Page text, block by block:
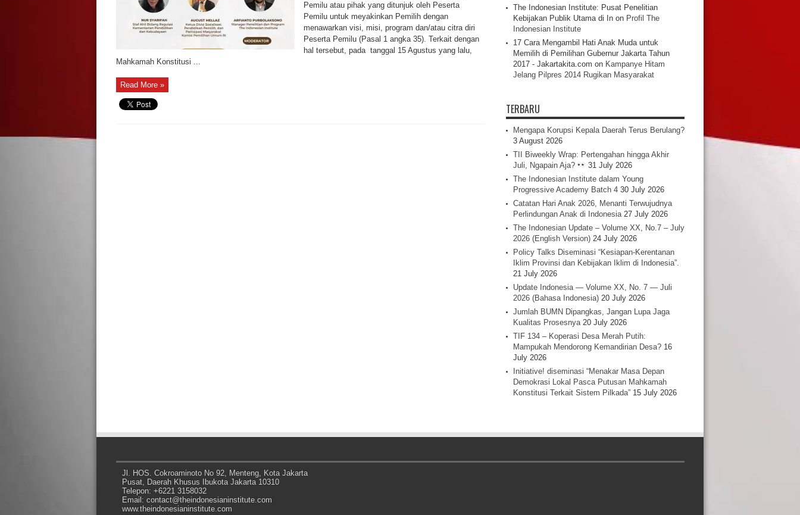
Pemilu atau pihak yang ditunjuk oleh Peserta
Pemilu untuk meyakinkan Pemilih dengan
menawarkan visi, misi, program dan/atau citra diri
Peserta Pemilu (Pasal 1 angka 35). Terkait dengan
hal tersebut, pada tanggal 15 Agustus yang lalu,
Mahkamah Konstitusi ...
Read More »
The Indonesian Institute: Pusat Penelitian
Kebijakan Publik Utama di Inon Profil The
Indonesian Institute
17 Cara Mengambil Hati Anak Muda untuk
Memilih di Pemilihan Gubernur Jakarta Tahun
2017 - Jakartakita.com on Kampanye Hitam
Jelang Pilpres 2014 Rugikan Masyarakat
TERBARU
Mengapa Korupsi Kepala Daerah Terus Berulang?
3 August 2026
TII Biweekly Wrap: Pertengahan hingga Akhir
Juli, Ngapain Aja?
31 July 2026
The Indonesian Institute dalam Young
Progressive Academy Batch 4 30 July 2026
Catatan Hari Anak 2026, Menanti Terwujudnya
Perlindungan Anak di Indonesia 27 July 2026
The Indonesian Update – Volume XX, No.7 – July
2026 (English Version) 24 July 2026
Policy Talks Diseminasi “Kesiapan-Kerentanan
Iklim Provinsi dan Kebijakan Iklim di Indonesia”.
21 July 2026
Update Indonesia — Volume XX, No. 7 — Juli
2026 (Bahasa Indonesia) 20 July 2026
Jumlah BUMN Dipangkas, Jangan Lupa Jaga
Kualitas Prosesnya 20 July 2026
TIF 134 – Koperasi Desa Merah Putih:
Mampukah Mendorong Kemandirian Desa? 16
July 2026
Initiative! diseminasi “Menakar Masa Depan
Demokrasi Lokal Pasca Putusan Mahkamah
Konstitusi Terkait Sistem Pilkada” 15 July 2026
Jl. HOS. Cokroaminoto No 92, Menteng, Kota Jakarta
Pusat, Daerah Khusus Ibukota Jakarta 10310
Telepon: +6221 3158032
Email: contact@theindonesianinstitute.com
www.theindonesianinstitute.com